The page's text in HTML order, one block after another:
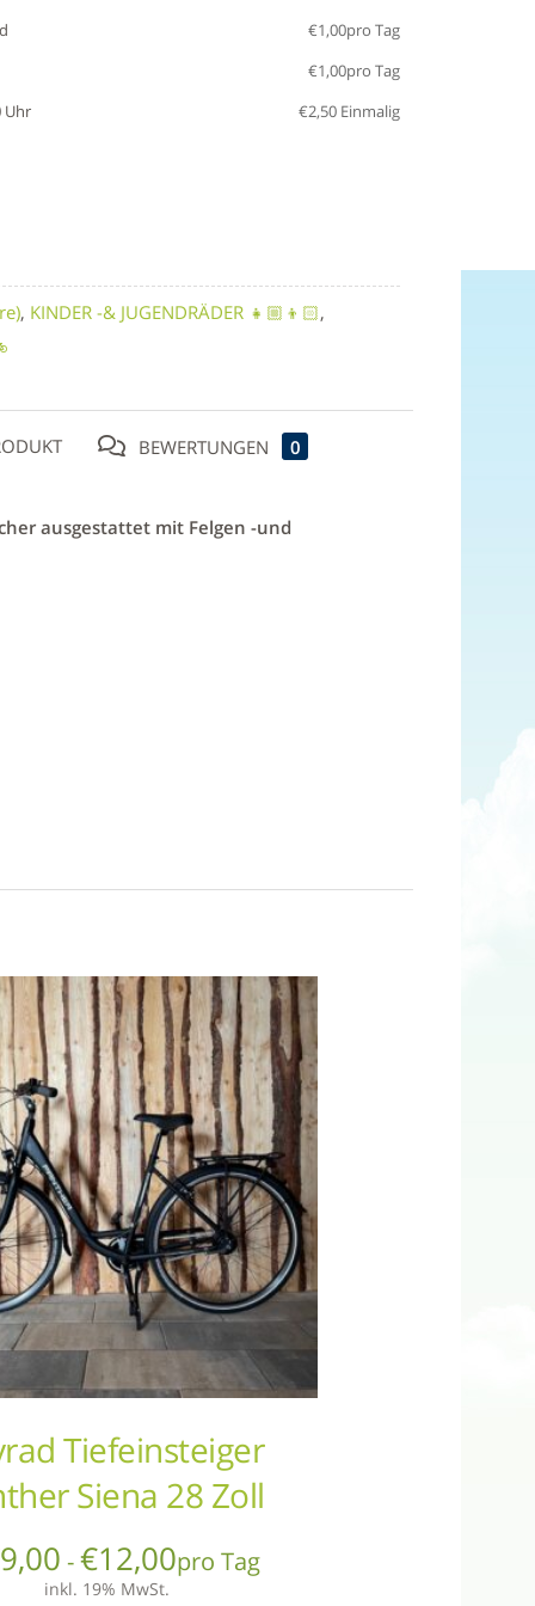
€1,00pro Tag
€1,00pro Tag
Uhr
€2,50Einmalig
, KINDER -& JUGENDRÄDER 👧🏼👦🏻,
BEWERTUNGEN 0
ausgestattet mit Felgen -und
Tiefeinsteiger
Siena 28 Zoll
9,00 -€12,00pro Tag
inkl. 19% MwSt.